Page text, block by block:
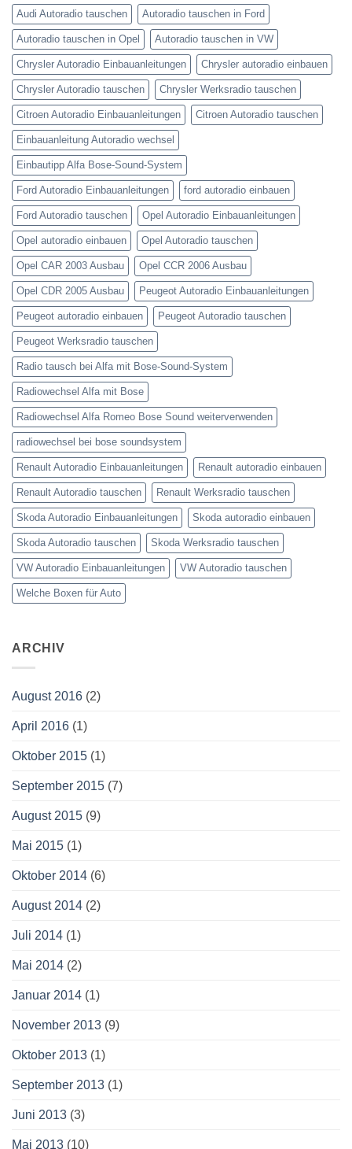
Audi Autoradio tauschen Autoradio tauschen in Ford
Autoradio tauschen in Opel Autoradio tauschen in VW
Chrysler Autoradio Einbauanleitungen Chrysler autoradio einbauen
Chrysler Autoradio tauschen Chrysler Werksradio tauschen
Citroen Autoradio Einbauanleitungen Citroen Autoradio tauschen
Einbauanleitung Autoradio wechsel
Einbautipp Alfa Bose-Sound-System
Ford Autoradio Einbauanleitungen ford autoradio einbauen
Ford Autoradio tauschen Opel Autoradio Einbauanleitungen
Opel autoradio einbauen Opel Autoradio tauschen
Opel CAR 2003 Ausbau Opel CCR 2006 Ausbau
Opel CDR 2005 Ausbau Peugeot Autoradio Einbauanleitungen
Peugeot autoradio einbauen Peugeot Autoradio tauschen
Peugeot Werksradio tauschen
Radio tausch bei Alfa mit Bose-Sound-System
Radiowechsel Alfa mit Bose
Radiowechsel Alfa Romeo Bose Sound weiterverwenden
radiowechsel bei bose soundsystem‎
Renault Autoradio Einbauanleitungen Renault autoradio einbauen
Renault Autoradio tauschen Renault Werksradio tauschen
Skoda Autoradio Einbauanleitungen Skoda autoradio einbauen
Skoda Autoradio tauschen Skoda Werksradio tauschen
VW Autoradio Einbauanleitungen VW Autoradio tauschen
Welche Boxen für Auto
ARCHIV
August 2016 (2)
April 2016 (1)
Oktober 2015 (1)
September 2015 (7)
August 2015 (9)
Mai 2015 (1)
Oktober 2014 (6)
August 2014 (2)
Juli 2014 (1)
Mai 2014 (2)
Januar 2014 (1)
November 2013 (9)
Oktober 2013 (1)
September 2013 (1)
Juni 2013 (3)
Mai 2013 (10)